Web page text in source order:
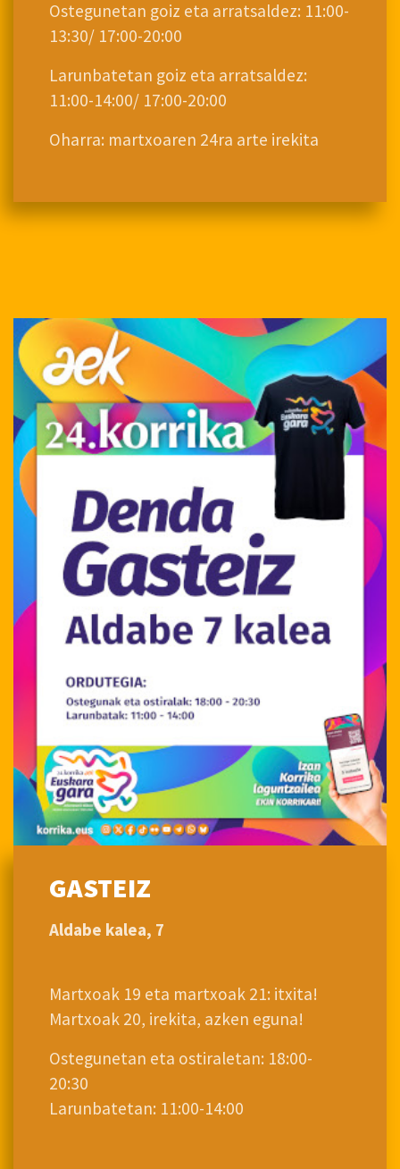
Ostegunetan goiz eta arratsaldez: 11:00-
13:30/ 17:00-20:00
Larunbatetan goiz eta arratsaldez:
11:00-14:00/ 17:00-20:00
Oharra: martxoaren 24ra arte irekita
GASTEIZ
Aldabe kalea, 7
Martxoak 19 eta martxoak 21: itxita!
Martxoak 20, irekita, azken eguna!
Ostegunetan eta ostiraletan: 18:00-
20:30
Larunbatetan: 11:00-14:00